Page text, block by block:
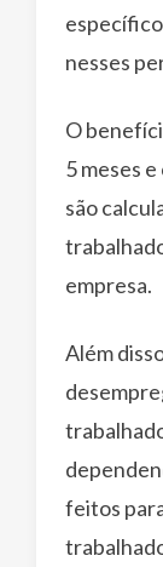
nesses
O
5 meses
são
empresa.
Além
feitos